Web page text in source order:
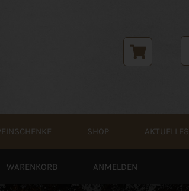
SHOP AKTUELLES
WARENKORB ANMELDEN